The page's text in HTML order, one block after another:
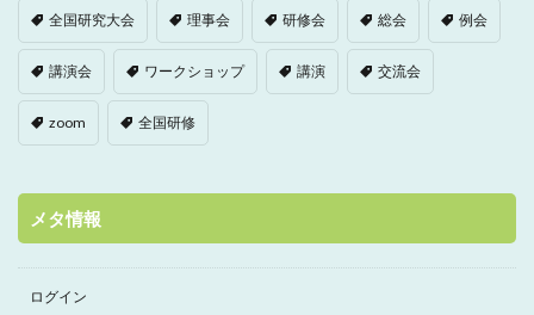
全国研究大会 理事会 研修会 総会 例会
講演会 ワークショップ 講演 交流会
zoom 全国研修
メタ情報
ログイン